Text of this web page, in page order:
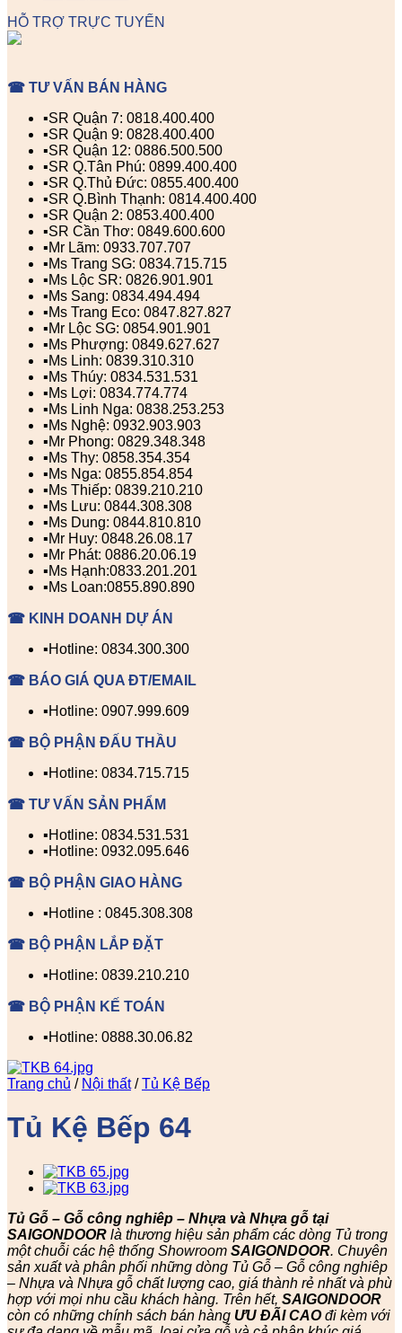
HỖ TRỢ TRỰC TUYẾN
☎ TƯ VẤN BÁN HÀNG
▪️SR Quận 7: 0818.400.400
▪️SR Quận 9: 0828.400.400
▪️SR Quận 12: 0886.500.500
▪️SR Q.Tân Phú: 0899.400.400
▪️SR Q.Thủ Đức: 0855.400.400
▪️SR Q.Bình Thạnh: 0814.400.400
▪️SR Quận 2: 0853.400.400
▪️SR Cần Thơ: 0849.600.600
▪️Mr Lãm: 0933.707.707
▪️Ms Trang SG: 0834.715.715
▪️Ms Lộc SR: 0826.901.901
▪️Ms Sang: 0834.494.494
▪️Ms Trang Eco: 0847.827.827
▪️Mr Lộc SG: 0854.901.901
▪️Ms Phượng: 0849.627.627
▪️Ms Linh: 0839.310.310
▪️Ms Thúy: 0834.531.531
▪️Ms Lợi: 0834.774.774
▪️Ms Linh Nga: 0838.253.253
▪️Ms Nghệ: 0932.903.903
▪️Mr Phong: 0829.348.348
▪️Ms Thy: 0858.354.354
▪️Ms Nga: 0855.854.854
▪️Ms Thiếp: 0839.210.210
▪️Ms Lưu: 0844.308.308
▪️Ms Dung: 0844.810.810
▪️Mr Huy: 0848.26.08.17
▪️Mr Phát: 0886.20.06.19
▪️Ms Hạnh:0833.201.201
▪️Ms Loan:0855.890.890
☎ KINH DOANH DỰ ÁN
▪️Hotline: 0834.300.300
☎ BÁO GIÁ QUA ĐT/EMAIL
▪️Hotline: 0907.999.609
☎ BỘ PHẬN ĐẤU THẦU
▪️Hotline: 0834.715.715
☎ TƯ VẤN SẢN PHẨM
▪️Hotline: 0834.531.531
▪️Hotline: 0932.095.646
☎ BỘ PHẬN GIAO HÀNG
▪️Hotline : 0845.308.308
☎ BỘ PHẬN LẮP ĐẶT
▪️Hotline: 0839.210.210
☎ BỘ PHẬN KẾ TOÁN
▪️Hotline: 0888.30.06.82
Trang chủ / Nội thất / Tủ Kệ Bếp
Tủ Kệ Bếp 64
Tủ Gỗ – Gỗ công nghiêp – Nhựa và Nhựa gỗ tại
SAIGONDOOR là thương hiệu sản phẩm các dòng Tủ trong
một chuỗi các hệ thống Showroom SAIGONDOOR. Chuyên
sản xuất và phân phối những dòng Tủ Gỗ – Gỗ công nghiêp
– Nhựa và Nhựa gỗ chất lượng cao, giá thành rẻ nhất và phù
hợp với mọi nhu cầu khách hàng. Trên hết, SAIGONDOOR
còn có những chính sách bán hàng ƯU ĐÃI CAOđi kèm với